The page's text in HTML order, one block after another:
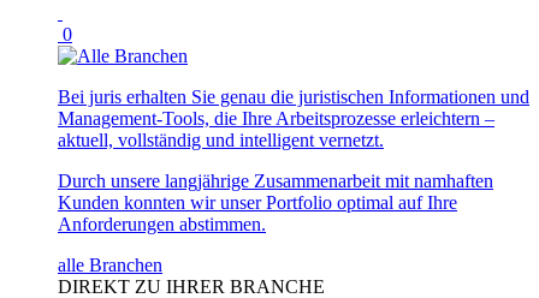
0
Bei juris erhalten Sie genau die juristischen Informationen und
Management-Tools, die Ihre Arbeitsprozesse erleichtern –
aktuell, vollständig und intelligent vernetzt.
Durch unsere langjährige Zusammenarbeit mit namhaften
Kunden konnten wir unser Portfolio optimal auf Ihre
Anforderungen abstimmen.
alle Branchen
DIREKT ZU IHRER BRANCHE